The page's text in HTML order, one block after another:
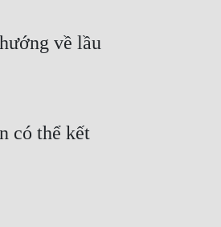
về lầu
có thể kết